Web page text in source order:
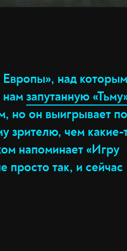
над которым
намзапутанную
но он выигрывает по
зрителю, чем какие-
напоминает «Игру
просто так, и сейчас